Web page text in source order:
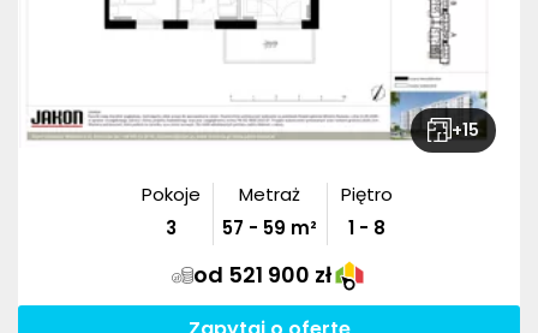
+15
Pokoje
3
Metraż
57 - 59 m²
Piętro
1 - 8
od 521 900 zł